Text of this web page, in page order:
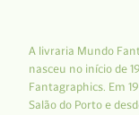
A livraria Mundo
nasceu no início de
Fantagraphics. Em
Salão do Porto e